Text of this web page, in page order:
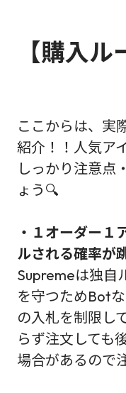
【購入ル
ここからは、実
紹介！！人気ア
しっかり注意点
ょう🔍
・１オーダー１
ルされる確率が
Supremeは独自
を守つためBot
の入札を制限し
らず注文しても
場合があるので